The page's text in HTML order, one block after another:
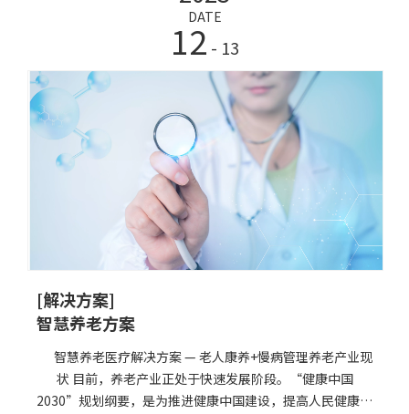
压、糖尿病、通风、贫血、心血管疾病、肺功能疾病等疾病
的筛查，是确定高危人群，对指标异常的居民及时进行健康
干预的依据。以社区卫生
DATE
12 - 13
[解决方案]
智慧养老方案
智慧养老医疗解决方案 — 老人康养+慢病管理养老产业现
状 目前，养老产业正处于快速发展阶段。“健康中国
2030”规划纲要，是为推进健康中国建设，提高人民健康水